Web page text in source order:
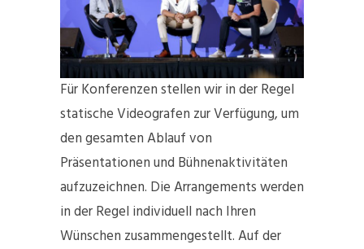
Für Konferenzen stellen wir in der Regel
statische Videografen zur Verfügung, um
den gesamten Ablauf von
Präsentationen und Bühnenaktivitäten
aufzuzeichnen. Die Arrangements werden
in der Regel individuell nach Ihren
Wünschen zusammengestellt. Auf der